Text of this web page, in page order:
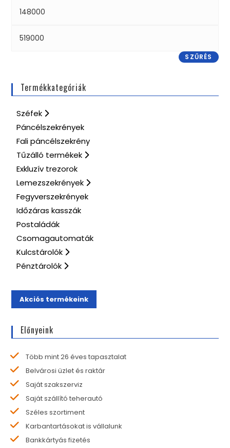
SZŰRÉS
Termékkategóriák
Széfek
Páncélszekrények
Fali páncélszekrény
Tűzálló termékek
Exkluzív trezorok
Lemezszekrények
Fegyverszekrények
Időzáras kasszák
Postaládák
Csomagautomaták
Kulcstárolók
Pénztárolók
Akciós termékeink
Előnyeink
Több mint 26 éves tapasztalat
Belvárosi üzlet és raktár
Saját szakszerviz
Saját szállító teherautó
Széles szortiment
Karbantartásokat is vállalunk
Bankkártyás fizetés